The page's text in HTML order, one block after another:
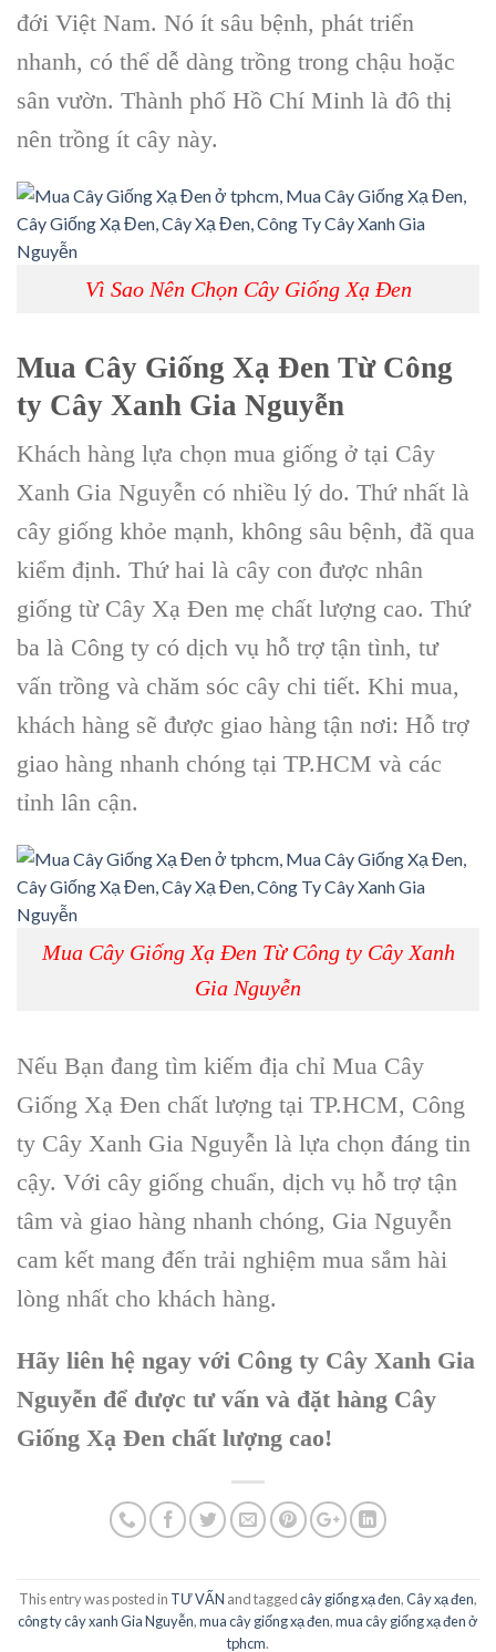
đới Việt Nam. Nó ít sâu bệnh, phát triển
nhanh, có thể dễ dàng trồng trong chậu hoặc
sân vườn. Thành phố Hồ Chí Minh là đô thị
nên trồng ít cây này.
Vì Sao Nên Chọn Cây Giống Xạ Đen
Mua Cây Giống Xạ Đen Từ Công
ty Cây Xanh Gia Nguyễn
Khách hàng lựa chọn mua giống ở tại Cây
Xanh Gia Nguyễn có nhiều lý do. Thứ nhất là
cây giống khỏe mạnh, không sâu bệnh, đã qua
kiểm định. Thứ hai là cây con được nhân
giống từ Cây Xạ Đen mẹ chất lượng cao. Thứ
ba là Công ty có dịch vụ hỗ trợ tận tình, tư
vấn trồng và chăm sóc cây chi tiết. Khi mua,
khách hàng sẽ được giao hàng tận nơi: Hỗ trợ
giao hàng nhanh chóng tại TP.HCM và các
tỉnh lân cận.
Mua Cây Giống Xạ Đen Từ Công ty Cây Xanh
Gia Nguyễn
Nếu Bạn đang tìm kiếm địa chỉ Mua Cây
Giống Xạ Đen chất lượng tại TP.HCM, Công
ty Cây Xanh Gia Nguyễn là lựa chọn đáng tin
cậy. Với cây giống chuẩn, dịch vụ hỗ trợ tận
tâm và giao hàng nhanh chóng, Gia Nguyễn
cam kết mang đến trải nghiệm mua sắm hài
lòng nhất cho khách hàng.
Hãy liên hệ ngay với Công ty Cây Xanh Gia
Nguyễn để được tư vấn và đặt hàng Cây
Giống Xạ Đen chất lượng cao!
This entry was posted in TƯ VẤN and taggedcây giống xạ đen,Cây xạ đen,
công ty cây xanh Gia Nguyễn,mua cây giống xạ đen,mua cây giống xạ đen ở
tphcm.